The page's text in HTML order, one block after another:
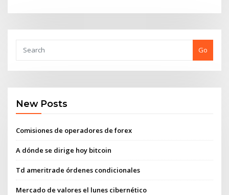
Go
New Posts
Comisiones de operadores de forex
A dónde se dirige hoy bitcoin
Td ameritrade órdenes condicionales
Mercado de valores el lunes cibernético